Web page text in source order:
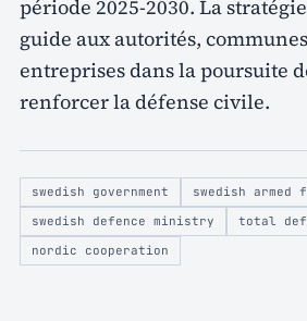
période 2025-2030. La
guide aux autorités,
entreprises dans la poursuite
renforcer la défense civile.
swedish government
swedish armed
swedish defence ministry
total
nordic cooperation